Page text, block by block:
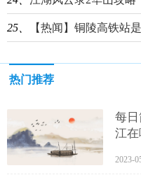
25、 【热闻】铜陵高铁站是
热门推荐
每
江在
2023-